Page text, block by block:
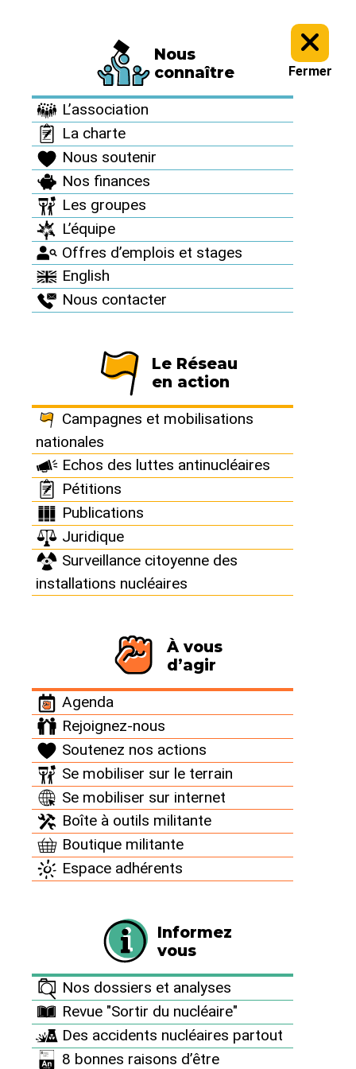
Nous
connaître
L’association
La charte
Nous soutenir
Nos finances
Les groupes
L’équipe
Offres d’emplois et stages
English
Nous contacter
Le Réseau
en action
Campagnes et mobilisations
nationales
Echos des luttes antinucléaires
Pétitions
Publications
Juridique
Surveillance citoyenne des
installations nucléaires
À vous
d’agir
Agenda
Rejoignez-nous
Soutenez nos actions
Se mobiliser sur le terrain
Se mobiliser sur internet
Boîte à outils militante
Boutique militante
Espace adhérents
Informez
vous
Nos dossiers et analyses
Revue "Sortir du nucléaire"
Des accidents nucléaires partout
8 bonnes raisons d’être
Fermer
Le Réseau en action > Echos des luttes antinucléaires >
Echos des luttes
antinucléaires
Front Associatif et Syndical
Contre Cigéo
Appel du front
pédagogique
contre le nucléaire
Publié le 24 février 2021
Documents à télécharger
appel_front_pedagogique_contre_nucleaire_fev21.pdf